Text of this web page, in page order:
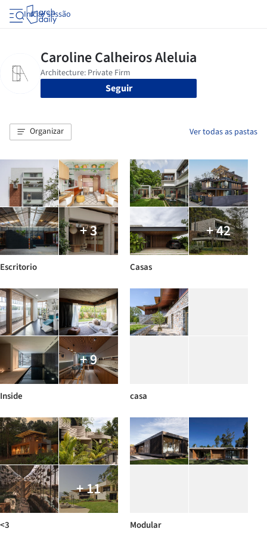
Iniciar sessão
Seguir
Organizar Ver todas as pastas
+ 3
Escritorio
+ 42
Casas
+ 9
Inside casa
+ 11
<3 Modular